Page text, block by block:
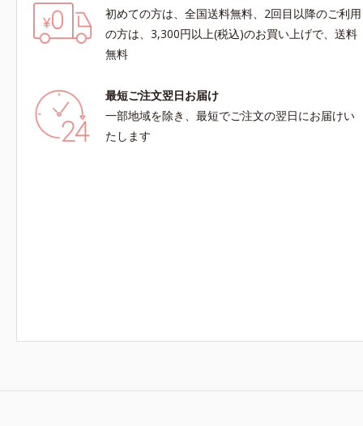
初めての方は、全国送料無料、2回目以降のご利用
の方は、3,300円以上(税込)のお買い上げで、送料
無料
最短ご注文翌日お届け
一部地域を除き、最短でご注文の翌日にお届けい
たします